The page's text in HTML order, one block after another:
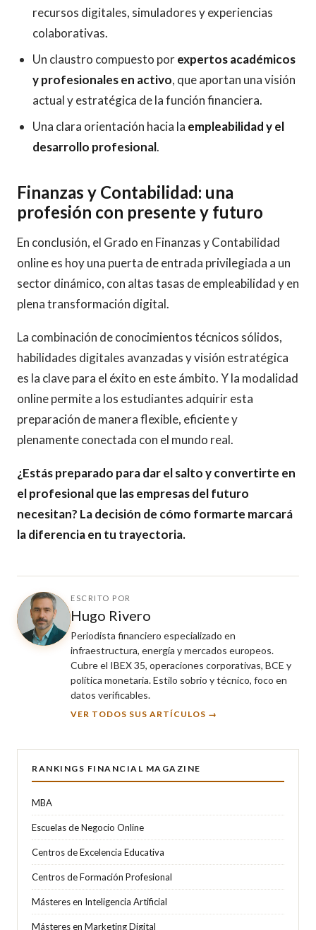
recursos digitales, simuladores y experiencias
colaborativas.
Un claustro compuesto porexpertos académicos
y profesionales en activo, que aportan una visión
actual y estratégica de la función financiera.
Una clara orientación hacia la empleabilidad y el
desarrollo profesional.
Finanzas y Contabilidad: una
profesión con presente y futuro
En conclusión, el Grado en Finanzas y Contabilidad
online es hoy una puerta de entrada privilegiada a un
sector dinámico, con altas tasas de empleabilidad y en
plena transformación digital.
La combinación de conocimientos técnicos sólidos,
habilidades digitales avanzadas y visión estratégica
es la clave para el éxito en este ámbito. Y la modalidad
online permite a los estudiantes adquirir esta
preparación de manera flexible, eficiente y
plenamente conectada con el mundo real.
¿Estás preparado para dar el salto y convertirte en
el profesional que las empresas del futuro
necesitan? La decisión de cómo formarte marcará
la diferencia en tu trayectoria.
ESCRITO POR
Hugo Rivero
Periodista financiero especializado en
infraestructura, energía y mercados europeos.
Cubre el IBEX 35, operaciones corporativas, BCE y
política monetaria. Estilo sobrio y técnico, foco en
datos verificables.
VER TODOS SUS ARTÍCULOS →
RANKINGS FINANCIAL MAGAZINE
MBA
Escuelas de Negocio Online
Centros de Excelencia Educativa
Centros de Formación Profesional
Másteres en Inteligencia Artificial
Másteres en Marketing Digital